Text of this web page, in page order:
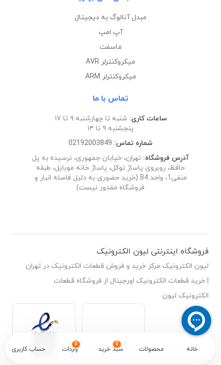
خانه محصولات
0
سبد خرید
0
واردات حساب کاربری
مبدل آنالوگ به دیجیتال
آپ امپ
ماسفت
میکروکنترلر AVR
میکروکنترلر ARM
تماس با ما
ساعات کاری: شنبه تا چهارشنبه ۹ تا ۱۷
پنجشنبه ۹ تا ۱۴
شماره تماس: 02192003849
آدرس فروشگاه: تهران، خیابان جمهوری، نرسیده به پل
حافظ، روبروی پاساژ توکل، پاساژ خانه موبایل، طبقه
منفی1، واحد B4 (خرید حضوری به دلیل فاصله انبار و
فروشگاه مقدور نیست)
فروشگاه اینترنتی لیون الکترونیک
لیون الکترونیک مرکز خرید و فروش قطعات الکترونیک در تهران
| خرید قطعات الکترونیک اورجینال از فروشگاه قطعات
الکترونیک لیون